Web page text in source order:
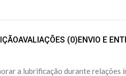
AVALIAÇÕES (0)ENVIO E
a lubrificação durante